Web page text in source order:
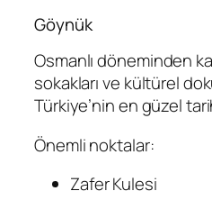
Göynük
Osmanlı döneminden
sokakları ve kültürel
Türkiye’nin en güzel
Önemli noktalar:
Zafer Kulesi